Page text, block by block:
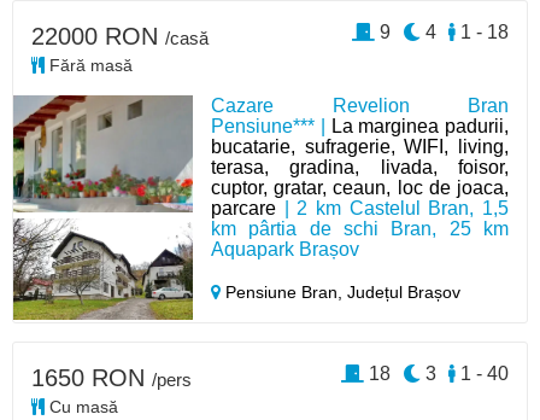
Cazare Revelion Bran
Pensiune*** |
La marginea padurii,
bucatarie, sufragerie, WIFI, living,
terasa, gradina, livada, foisor,
cuptor, gratar, ceaun, loc de joaca,
parcare | 2 km Castelul Bran, 1,5
km pârtia de schi Bran, 25 km
Aquapark Brașov
Pensiune Bran,Județul Brașov
22000 RON /casă
Fără masă
1 - 18
4
9
1650 RON /pers
Cu masă
1 - 40
3
18